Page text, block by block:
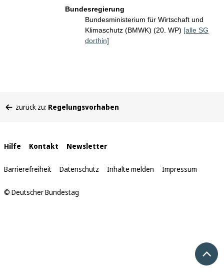
Bundesregierung
Bundesministerium für Wirtschaft und
Klimaschutz (BMWK) (20. WP) [alle SG
dorthin]
befinden
zurück zu: Regelungsvorhaben
Interne
Links
Hilfe Kontakt Newsletter
Barrierefreiheit Datenschutz Inhalte melden Impressum
© Deutscher Bundestag